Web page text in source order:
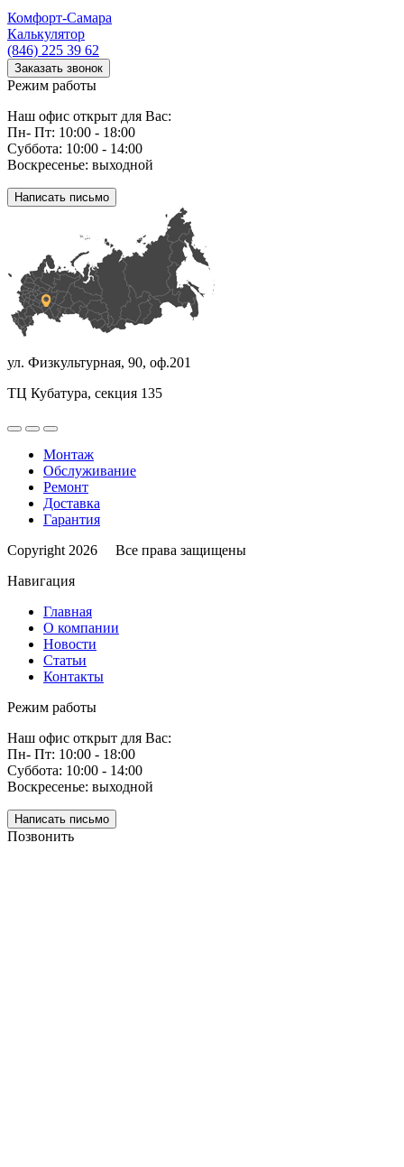
Комфорт-Самара
Калькулятор
(846) 225 39 62
Заказать звонок
Режим работы
Наш офис открыт для Вас:
Пн- Пт: 10:00 - 18:00
Суббота: 10:00 - 14:00
Воскресенье: выходной
Написать письмо
ул. Физкультурная, 90, оф.201
ТЦ Кубатура, секция 135
Монтаж
Обслуживание
Ремонт
Доставка
Гарантия
Copyright 2026 Все права защищены
Навигация
Главная
О компании
Новости
Статьи
Контакты
Режим работы
Наш офис открыт для Вас:
Пн- Пт: 10:00 - 18:00
Суббота: 10:00 - 14:00
Воскресенье: выходной
Написать письмо
Позвонить